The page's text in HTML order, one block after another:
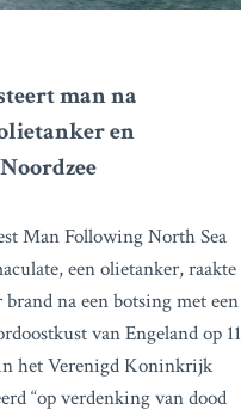
man na
en
Man Following North Sea
een olietanker, raakte
na een botsing met een
van Engeland op 11
het Verenigd Koninkrijk
“op verdenking van dood